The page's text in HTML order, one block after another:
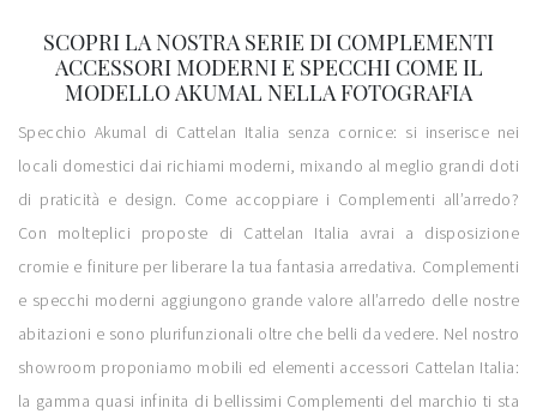
SCOPRI LA NOSTRA SERIE DI COMPLEMENTI
ACCESSORI MODERNI E SPECCHI COME IL
MODELLO AKUMAL NELLA FOTOGRAFIA
Specchio Akumal di Cattelan Italia senza cornice: si inserisce nei
locali domestici dai richiami moderni, mixando al meglio grandi doti
di praticità e design. Come accoppiare i Complementi all’arredo?
Con molteplici proposte di Cattelan Italia avrai a disposizione
cromie e finiture per liberare la tua fantasia arredativa. Complementi
e specchi moderni aggiungono grande valore all’arredo delle nostre
abitazioni e sono plurifunzionali oltre che belli da vedere. Nel nostro
showroom proponiamo mobili ed elementi accessori Cattelan Italia:
la gamma quasi infinita di bellissimi Complementi del marchio ti sta